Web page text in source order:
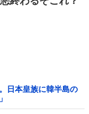
日本皇族に韓半島の